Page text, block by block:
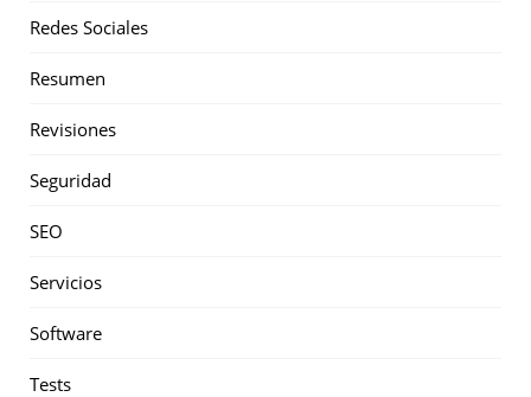
Redes Sociales
Resumen
Revisiones
Seguridad
SEO
Servicios
Software
Tests